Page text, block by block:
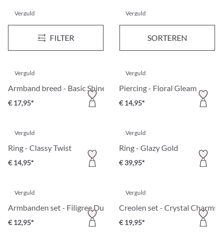
FILTER SORTEREN
Verguld
Layering ketting - Golden Harmony
Verguld
Creolen - Timeless Round
Verguld
Armband breed - Basic Shine
€ 17,95*
Verguld
Piercing - Floral Gleam
€ 14,95*
Verguld
Ring - Classy Twist
€ 14,95*
Verguld
Ring - Glazy Gold
€ 39,95*
Verguld
Armbanden set - Filigree Duo
€ 12,95*
Verguld
Creolen set - Crystal Charms
€ 19,95*